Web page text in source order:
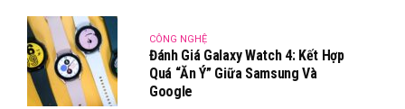
CÔNG NGHỆ
Đánh Giá Galaxy Watch 4: Kết Hợp
Quá “ăn Ý” Giữa Samsung Và
Google